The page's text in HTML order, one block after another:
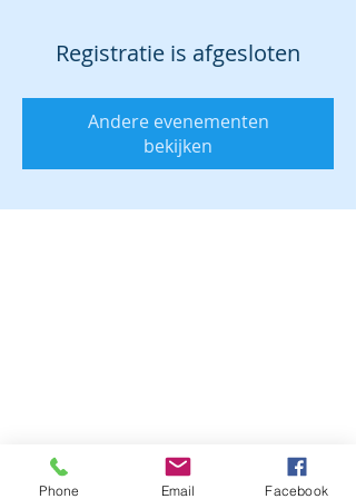
Registratie is afgesloten
Andere evenementen
bekijken
Phone Email Facebook